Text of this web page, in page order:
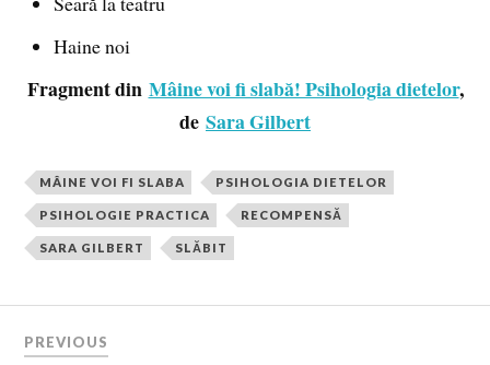
Haine noi
Fragment din Mâine voi fi slabă! Psihologia dietelor,
de Sara Gilbert
MÂINE VOI FI SLABA PSIHOLOGIA DIETELOR
PSIHOLOGIE PRACTICA RECOMPENSĂ
SARA GILBERT SLĂBIT
PREVIOUS